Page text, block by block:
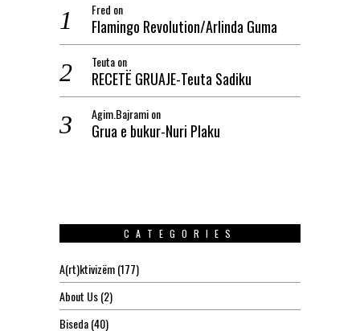
Fred on
Flamingo Revolution/Arlinda Guma
Teutaon
RECETË GRUAJE-Teuta Sadiku
Agim.Bajramion
Grua e bukur-Nuri Plaku
CATEGORIES
A(rt)ktivizëm(177)
About Us(2)
Biseda(40)